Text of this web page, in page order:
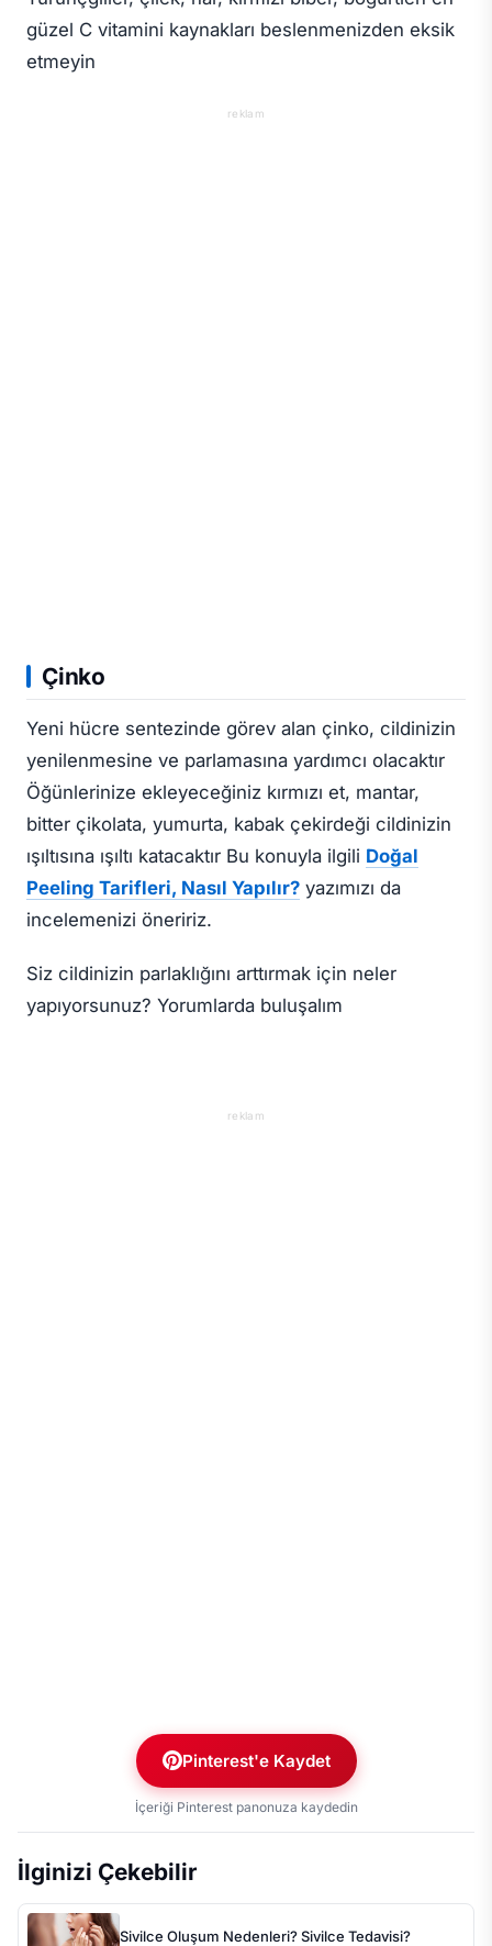
güzel C vitamini kaynakları beslenmenizden eksik
etmeyin
reklam
Çinko
Yeni hücre sentezinde görev alan çinko, cildinizin
yenilenmesine ve parlamasına yardımcı olacaktır
Öğünlerinize ekleyeceğiniz kırmızı et, mantar,
bitter çikolata, yumurta, kabak çekirdeği cildinizin
ışıltısına ışıltı katacaktır Bu konuyla ilgili Doğal
Peeling Tarifleri, Nasıl Yapılır? yazımızı da
incelemenizi öneririz.
Siz cildinizin parlaklığını arttırmak için neler
yapıyorsunuz? Yorumlarda buluşalım
reklam
Pinterest'e Kaydet
İçeriği Pinterest panonuza kaydedin
İlginizi Çekebilir
Sivilce Oluşum Nedenleri? Sivilce Tedavisi?